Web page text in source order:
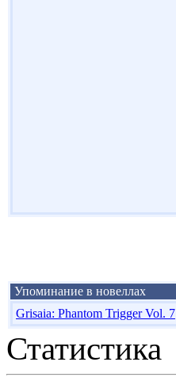
Упоминание в новеллах
Grisaia: Phantom Trigger Vol. 7
Статистика